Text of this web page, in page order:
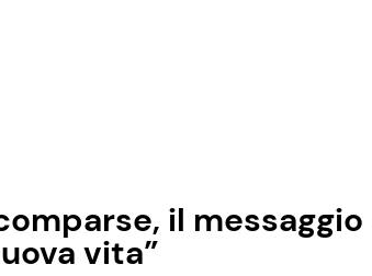
il
vita”